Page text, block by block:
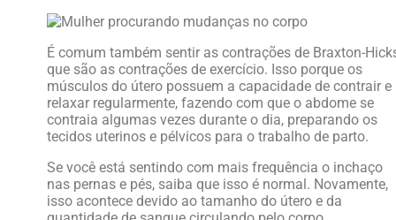
É comum também sentir as contrações de Braxton-
que são as contrações de exercício. Isso porque os
músculos do útero possuem a capacidade de contrair e
relaxar regularmente, fazendo com que o abdome se
contraia algumas vezes durante o dia, preparando os
tecidos uterinos e pélvicos para o trabalho de parto.
Se você está sentindo com mais frequência o inchaço
nas pernas e pés, saiba que isso é normal. Novamente,
isso acontece devido ao tamanho do útero e da